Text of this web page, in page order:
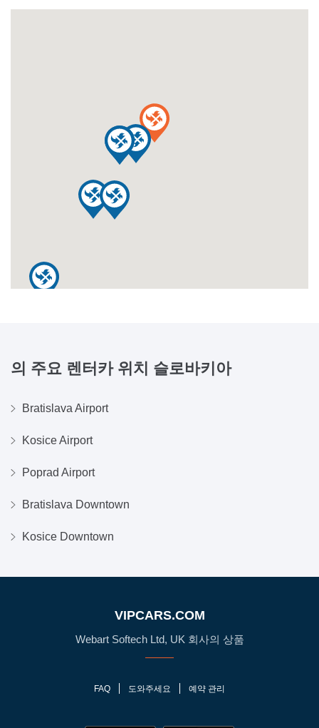
의 주요 렌터카 위치 슬로바키아
Bratislava Airport
Kosice Airport
Poprad Airport
Bratislava Downtown
Kosice Downtown
VIPCARS.COM
Webart Softech Ltd, UK 회사의 상품
FAQ 도와주세요 예약 관리